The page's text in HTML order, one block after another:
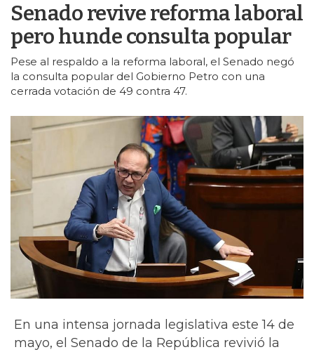
Senado revive reforma laboral
pero hunde consulta popular
Pese al respaldo a la reforma laboral, el Senado negó
la consulta popular del Gobierno Petro con una
cerrada votación de 49 contra 47.
En una intensa jornada legislativa este 14 de
mayo, el Senado de la República revivió la